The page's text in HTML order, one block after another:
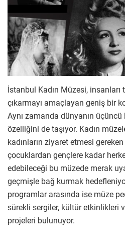
İstanbul Kadın Müzesi,
çıkarmayı amaçlayan geniş bir
Aynı zamanda dünyanın
özelliğini de taşıyor. Kadın
kadınların ziyaret etmesi
çocuklardan gençlere kadar
edebileceği bu müzede merak
geçmişle bağ kurmak
programlar arasında ise müze
sürekli sergiler, kültür etkinlikleri
projeleri bulunuyor.